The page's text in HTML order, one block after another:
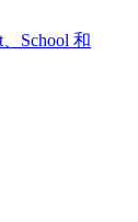
School 和